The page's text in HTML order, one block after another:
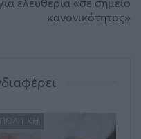
κανονικότητας»
ΠΟΛΙΤΙΚΉ